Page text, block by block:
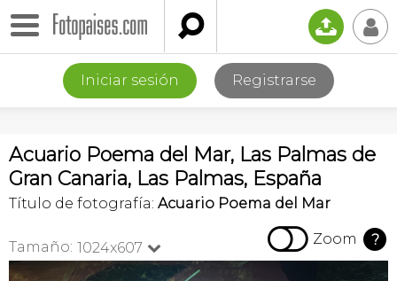
 📤 👤
Iniciar sesión Registrarse
Acuario Poema del Mar, Las Palmas de
Gran Canaria, Las Palmas, España
Título de fotografía: Acuario Poema del Mar
Tamaño: 1024x607   Zoom ?